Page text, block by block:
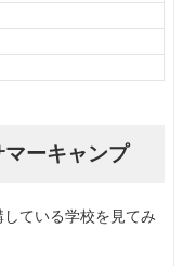
ーキャンプ
ている学校を見てみ